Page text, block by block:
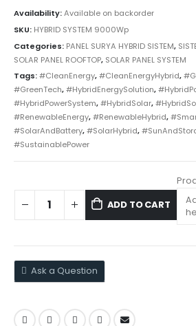
Availability:Available on backorder
SKU: HYBRID SYSTEM 9000Wp
Categories: PANEL SURYA HYBRID SISTEM,
SOLAR PANEL ROOFTOP, SOLAR PANEL SYSTEM
Tags:#CleanEnergy,#CleanEnergyHybrid,
#GreenTech,#HybridEnergySolution,
#HybridPowerSystem,#HybridSolar,
#RenewableEnergy,#RenewableHybrid,
#SolarAndBattery,#SolarHybrid,
#SustainablePower
ADD TO CART
Ask a Question